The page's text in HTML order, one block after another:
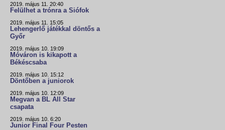
2019. május 11. 20:40
Felülhet a trónra a Siófok
2019. május 11. 15:05
Lehengerlő játékkal döntős a
Győr
2019. május 10. 19:09
Móváron is kikapott a
Békéscsaba
2019. május 10. 15:12
Döntőben a juniorok
2019. május 10. 12:09
Megvan a BL All Star
csapata
2019. május 10. 6:20
Junior Final Four Pesten